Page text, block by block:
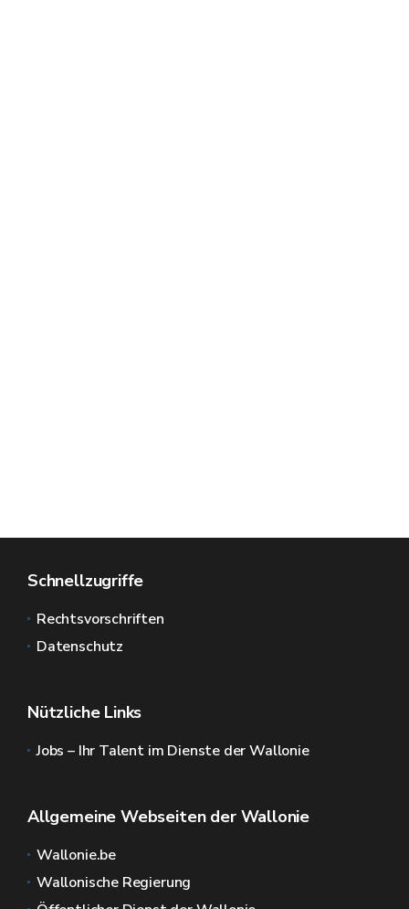
Schnellzugriffe
Rechtsvorschriften
Datenschutz
Nützliche Links
Jobs – Ihr Talent im Dienste der Wallonie
Allgemeine Webseiten der Wallonie
Wallonie.be
Wallonische Regierung